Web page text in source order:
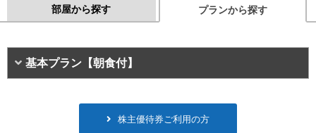
部屋から探す プランから探す
基本プラン【朝食付】
株主優待券ご利用の方